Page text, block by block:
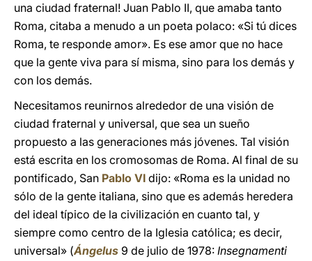
una ciudad fraternal! Juan Pablo II, que amaba tanto
Roma, citaba a menudo a un poeta polaco: «Si tú dices
Roma, te responde amor». Es ese amor que no hace
que la gente viva para sí misma, sino para los demás y
con los demás.
Necesitamos reunirnos alrededor de una visión de
ciudad fraternal y universal, que sea un sueño
propuesto a las generaciones más jóvenes. Tal visión
está escrita en los cromosomas de Roma. Al final de su
pontificado, San Pablo VI dijo: «Roma es la unidad no
sólo de la gente italiana, sino que es además heredera
del ideal típico de la civilización en cuanto tal, y
siempre como centro de la Iglesia católica; es decir,
universal» (Ángelus 9 de julio de 1978: Insegnamenti